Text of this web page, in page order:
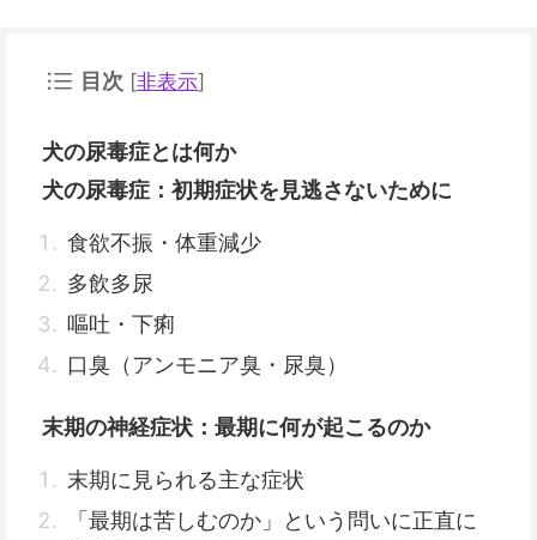
目次 [非表示]
犬の尿毒症とは何か
犬の尿毒症：初期症状を見逃さないために
食欲不振・体重減少
多飲多尿
嘔吐・下痢
口臭（アンモニア臭・尿臭）
末期の神経症状：最期に何が起こるのか
末期に見られる主な症状
「最期は苦しむのか」という問いに正直に